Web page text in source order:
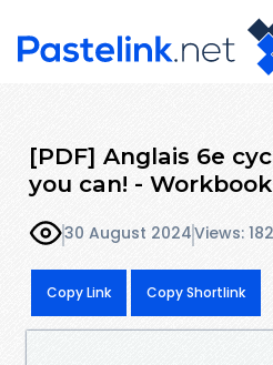
[PDF] Anglais 6e
you can! -
30 August 2024Views: 182
Copy Link Copy Shortlink